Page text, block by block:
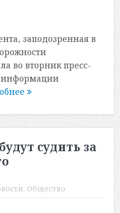
заподозренная в
во вторник пресс-
информации
судить за
, Общество